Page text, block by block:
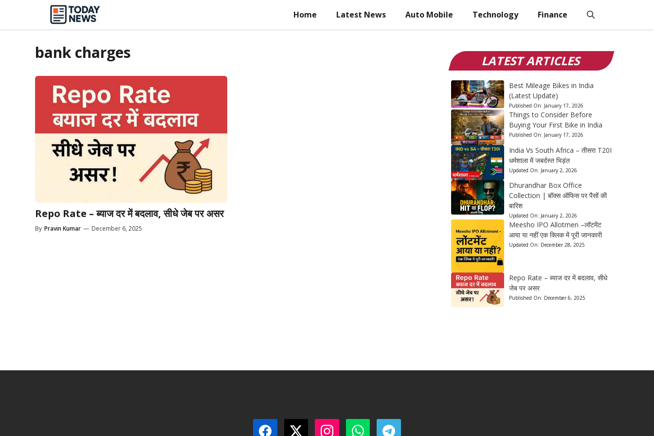
content
Home Latest News Auto Mobile Technology Finance
bank charges
Repo Rate – ब्याज दर में बदलाव, सीधे जेब पर असर
By Pravin Kumar — December 6, 2025
LATEST ARTICLES
Best Mileage Bikes in India
(Latest Update)
Published On: January 17, 2026
Things to Consider Before
Buying Your First Bike in India
Published On: January 17, 2026
India Vs South Africa – तीसरा T20I
धर्मशाला में जबर्दस्त भिड़ंत
Updated On: January 2, 2026
Dhurandhar Box Office
Collection | बॉक्स ऑफिस पर पैसों की
बारिश
Updated On: January 2, 2026
Meesho IPO Allotmen –लॉटमेंट
आया या नहीं एक क्लिक में पूरी जानकारी
Updated On: December 28, 2025
Repo Rate – ब्याज दर में बदलाव, सीधे
जेब पर असर
Published On: December 6, 2025